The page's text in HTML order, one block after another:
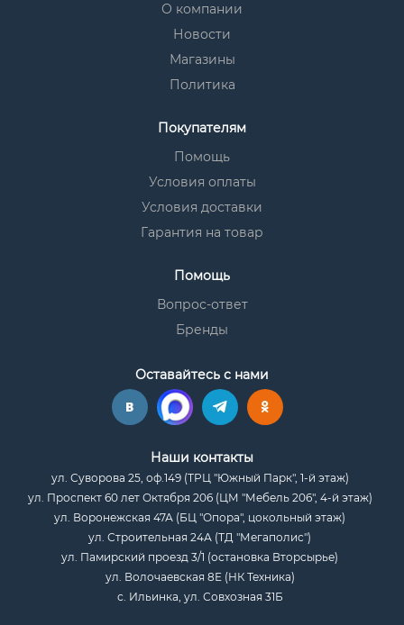
О компании
Новости
Магазины
Политика
Покупателям
Помощь
Условия оплаты
Условия доставки
Гарантия на товар
Помощь
Вопрос-ответ
Бренды
Оставайтесь с нами
Наши контакты
ул. Суворова 25, оф.149 (ТРЦ "Южный Парк", 1-й этаж)
ул. Проспект 60 лет Октября 206 (ЦМ "Мебель 206", 4-й этаж)
ул. Воронежская 47А (БЦ "Опора", цокольный этаж)
ул. Строительная 24А (ТД "Мегаполис")
ул. Памирский проезд 3/1 (остановка Вторсырье)
ул. Волочаевская 8Е (НК Техника)
с. Ильинка, ул. Совхозная 31Б